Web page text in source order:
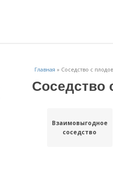
Главная » Соседство с
Взаимовыгодное
соседство